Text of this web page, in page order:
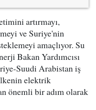
artırmayı,
ve Suriye'nin
amaçlıyor. Su
Bakan Yardımcısı
Suudi Arabistan iş
elektrik
önemli bir adım olarak